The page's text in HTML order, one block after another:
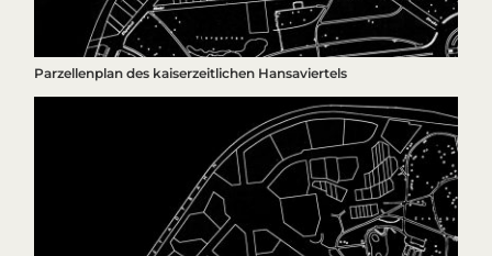
Parzellenplan des kaiserzeitlichen Hansaviertels